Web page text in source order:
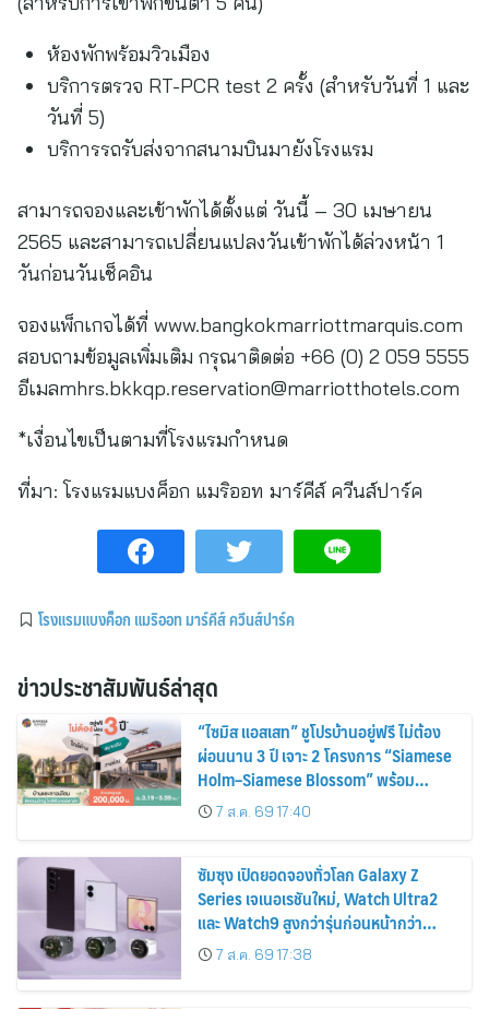
ห้องพักพร้อมวิวเมือง
บริการตรวจ RT-PCR test 2 ครั้ง (สำหรับวันที่ 1 และ
วันที่ 5)
บริการรถรับส่งจากสนามบินมายังโรงแรม
สามารถจองและเข้าพักได้ตั้งแต่ วันนี้ – 30 เมษายน
2565 และสามารถเปลี่ยนแปลงวันเข้าพักได้ล่วงหน้า 1
วันก่อนวันเช็คอิน
จองแพ็กเกจได้ที่ www.bangkokmarriottmarquis.com
สอบถามข้อมูลเพิ่มเติม กรุณาติดต่อ +66 (0) 2 059 5555
อีเมลmhrs.bkkqp.reservation@marriotthotels.com
*เงื่อนไขเป็นตามที่โรงแรมกำหนด
ที่มา: โรงแรมแบงค็อก แมริออท มาร์คีส์ ควีนส์ปาร์ค
โรงแรมแบงค็อก แมริออท มาร์คีส์ ควีนส์ปาร์ค
ข่าวประชาสัมพันธ์ล่าสุด
“ไซมิส แอสเสท” ชูโปรบ้านอยู่ฟรี ไม่ต้อง
ผ่อนนาน 3 ปี เจาะ 2 โครงการ “Siamese
Holm–Siamese Blossom” พร้อม
ส่วนลดและสิทธิพิเศษถึง 31 สิงหาคม
2569
7 ส.ค. 69 17:40
ซัมซุง เปิดยอดจองทั่วโลก Galaxy Z
Series เจเนอเรชันใหม่, Watch Ultra2
และ Watch9 สูงกว่ารุ่นก่อนหน้ากว่า
30%7 ส.ค. 69 17:38